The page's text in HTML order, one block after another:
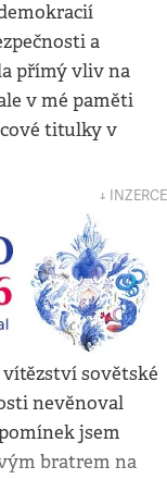
a
přímý vliv na
v mé paměti
titulky v
↓ INZERCE
sovětské
nevěnoval
jsem
bratrem na